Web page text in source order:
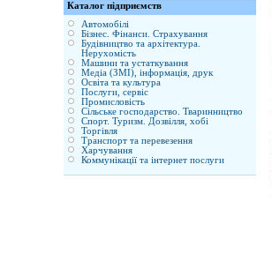
Каталог підприємств
Автомобілі
Бізнес. Фінанси. Страхування
Будівництво та архітектура.
Нерухомість
Машини та устаткування
Медіа (ЗМІ), інформація, друк
Освіта та культура
Послуги, сервіс
Промисловість
Сільське господарство. Тваринництво
Спорт. Туризм. Дозвілля, хобі
Торгівля
Транспорт та перевезення
Харчування
Коммунікації та інтернет послуги